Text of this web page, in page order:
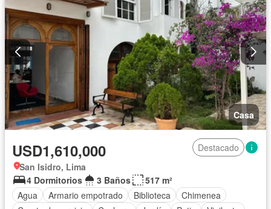
Casa
USD1,610,000
Destacado
San Isidro, Lima
4 Dormitorios
3 Baños
517 m²
Agua
Armario empotrado Biblioteca
Chimenea